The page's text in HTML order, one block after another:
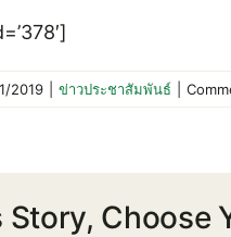
2019 ข่าวประชาสัมพันธ์
Story, Choose